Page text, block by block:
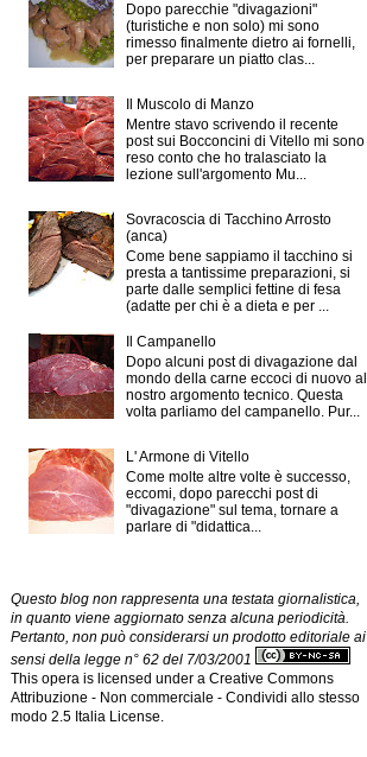
Dopo parecchie "divagazioni"
(turistiche e non solo) mi sono
rimesso finalmente dietro ai fornelli,
per preparare un piatto clas...
Il Muscolo di Manzo
Mentre stavo scrivendo il recente
post sui Bocconcini di Vitello mi sono
reso conto che ho tralasciato la
lezione sull'argomento Mu...
Sovracoscia di Tacchino Arrosto
(anca)
Come bene sappiamo il tacchino si
presta a tantissime preparazioni, si
parte dalle semplici fettine di fesa
(adatte per chi è a dieta e per ...
Il Campanello
Dopo alcuni post di divagazione dal
mondo della carne eccoci di nuovo al
nostro argomento tecnico. Questa
volta parliamo del campanello. Pur...
L' Armone di Vitello
Come molte altre volte è successo,
eccomi, dopo parecchi post di
"divagazione" sul tema, tornare a
parlare di "didattica...
Questo blog non rappresenta una testata giornalistica,
in quanto viene aggiornato senza alcuna periodicità.
Pertanto, non può considerarsi un prodotto editoriale ai
sensi della legge n° 62 del 7/03/2001
This opera is licensed under a Creative Commons
Attribuzione - Non commerciale - Condividi allo stesso
modo 2.5 Italia License